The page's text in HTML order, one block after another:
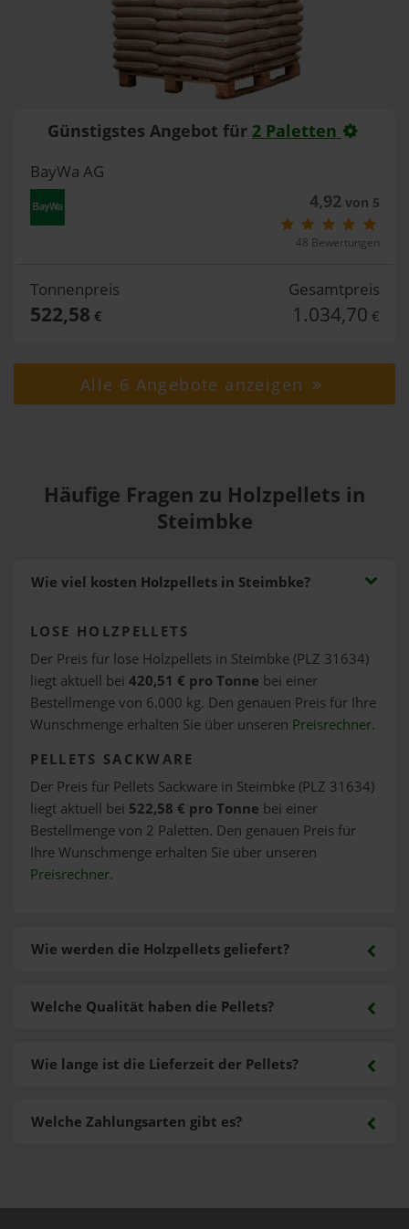
Günstigstes Angebot für 2 Paletten
BayWa AG
4,92von 5
48 Bewertungen
Tonnenpreis
522,58 €
Gesamtpreis
1.034,70 €
Alle 6 Angebote anzeigen
Häufige Fragen zu Holzpellets in
Steimbke
Wie viel kosten Holzpellets in Steimbke?
LOSE HOLZPELLETS
Der Preis für lose Holzpellets in Steimbke (PLZ 31634)
liegt aktuell bei 420,51 € pro Tonne bei einer
Bestellmenge von 6.000 kg. Den genauen Preis für Ihre
Wunschmenge erhalten Sie über unseren Preisrechner.
PELLETS SACKWARE
Der Preis für Pellets Sackware in Steimbke (PLZ 31634)
liegt aktuell bei 522,58 € pro Tonne bei einer
Bestellmenge von 2 Paletten. Den genauen Preis für
Ihre Wunschmenge erhalten Sie über unseren
Preisrechner.
Wie werden die Holzpellets geliefert?
Welche Zahlungsarten gibt es?
Welche Qualität haben die Pellets?
Wie lange ist die Lieferzeit der Pellets?